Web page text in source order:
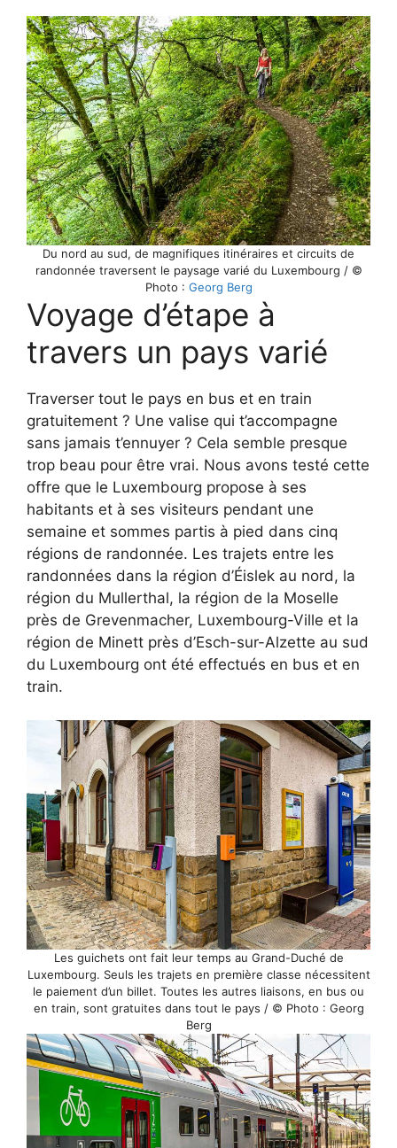
Du nord au sud, de magnifiques itinéraires et circuits de
randonnée traversent le paysage varié du Luxembourg / ©
Photo : Georg Berg
Voyage d’étape à
travers un pays varié
Traverser tout le pays en bus et en train
gratuitement ? Une valise qui t’accompagne
sans jamais t’ennuyer ? Cela semble presque
trop beau pour être vrai. Nous avons testé cette
offre que le Luxembourg propose à ses
habitants et à ses visiteurs pendant une
semaine et sommes partis à pied dans cinq
régions de randonnée. Les trajets entre les
randonnées dans la région d’Éislek au nord, la
région du Mullerthal, la région de la Moselle
près de Grevenmacher, Luxembourg-Ville et la
région de Minett près d’Esch-sur-Alzette au sud
du Luxembourg ont été effectués en bus et en
train.
Les guichets ont fait leur temps au Grand-Duché de
Luxembourg. Seuls les trajets en première classe nécessitent
le paiement d’un billet. Toutes les autres liaisons, en bus ou
en train, sont gratuites dans tout le pays / © Photo : Georg
Berg